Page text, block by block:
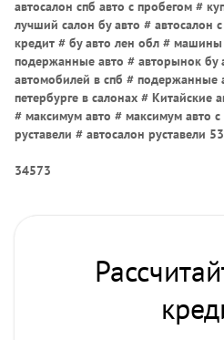
автосалон спб авто с пробегом #
лучший салон бу авто # автосалон
кредит # бу авто лен обл #
подержанные авто # авторынок бу
автомобилей в спб # подержанные
петербурге в салонах # Китайские
# максимум авто # максимум авто
руставели # автосалон руставели 53
34573